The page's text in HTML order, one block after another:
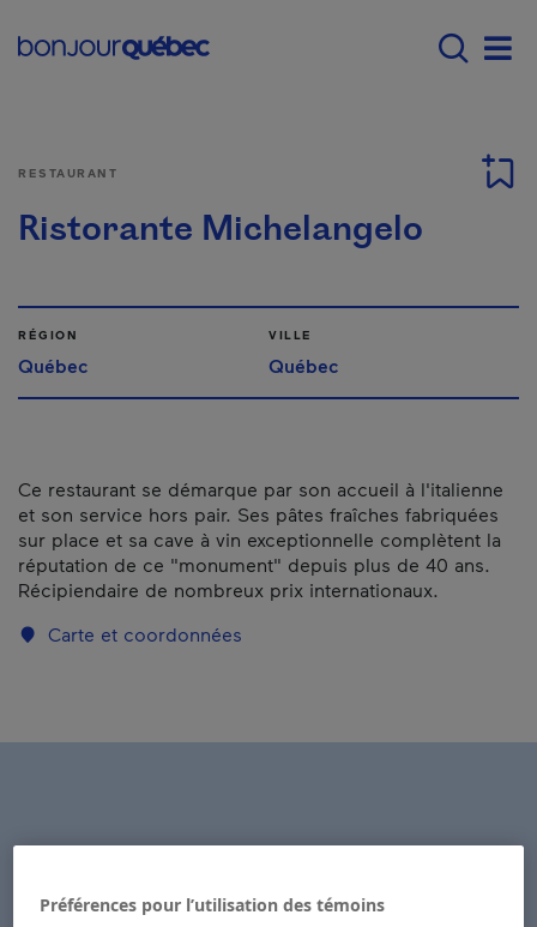
Main navigation -
RESTAURANT
Ristorante Michelangelo
RÉGION
Québec
VILLE
Québec
Ce restaurant se démarque par son accueil à l'italienne
et son service hors pair. Ses pâtes fraîches fabriquées
sur place et sa cave à vin exceptionnelle complètent la
réputation de ce "monument" depuis plus de 40 ans.
Récipiendaire de nombreux prix internationaux.
Carte et coordonnées
Préférences pour l’utilisation des témoins